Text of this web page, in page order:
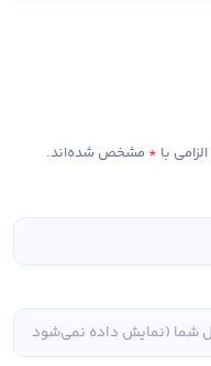
با * مشخص شده‌اند.